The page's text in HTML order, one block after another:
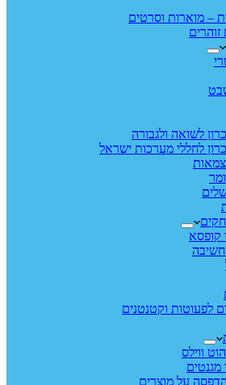
– מוארות וסרטים
זוהרים
לשואה ולגבורה
לחללי מערכות ישראל
קופסא
חשיבה
לפעוטות וקטנטנים
הוט ווילס
על מוצרים